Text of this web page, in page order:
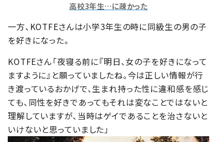
高校3年生…に疎かった
一方、KOTFEさんは小学3年生の時に同級生の男の子
を好きになった。
KOTFEさん「夜寝る前に『明日、女の子を好きになって
ますように』と願っていましたね。今は正しい情報が行
き渡っているおかげで、生まれ持った性に違和感を感じ
ても、同性を好きであってもそれは変なことではないと
理解していますが、当時はゲイであることを治さないと
いけないと思っていました」